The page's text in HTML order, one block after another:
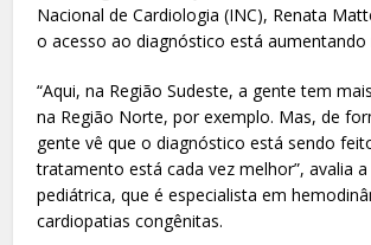
Nacional de Cardiologia (INC), Renata
o acesso ao diagnóstico está aumentando
“Aqui, na Região Sudeste, a gente tem
na Região Norte, por exemplo. Mas, de
gente vê que o diagnóstico está sendo
tratamento está cada vez melhor”, avalia
pediátrica, que é especialista em
cardiopatias congênitas.